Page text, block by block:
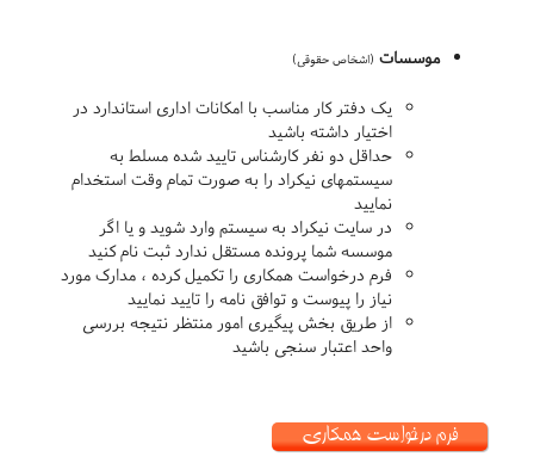
موسسات (اشخاص حقوقی)
یک دفتر کار مناسب با امکانات اداری استاندارد در
اختیار داشته باشید
حداقل دو نفر کارشناس تایید شده مسلط به
سیستمهای نیکراد را به صورت تمام وقت استخدام
نمایید
در سایت نیکراد به سیستم وارد شوید و یا اگر
موسسه شما پرونده مستقل ندارد ثبت نام کنید
فرم درخواست همکاری را تکمیل کرده ، مدارک مورد
نیاز را پیوست و توافق نامه را تایید نمایید
از طریق بخش پیگیری امور منتظر نتیجه بررسی
واحد اعتبار سنجی باشید
فرم درخواست همکاری